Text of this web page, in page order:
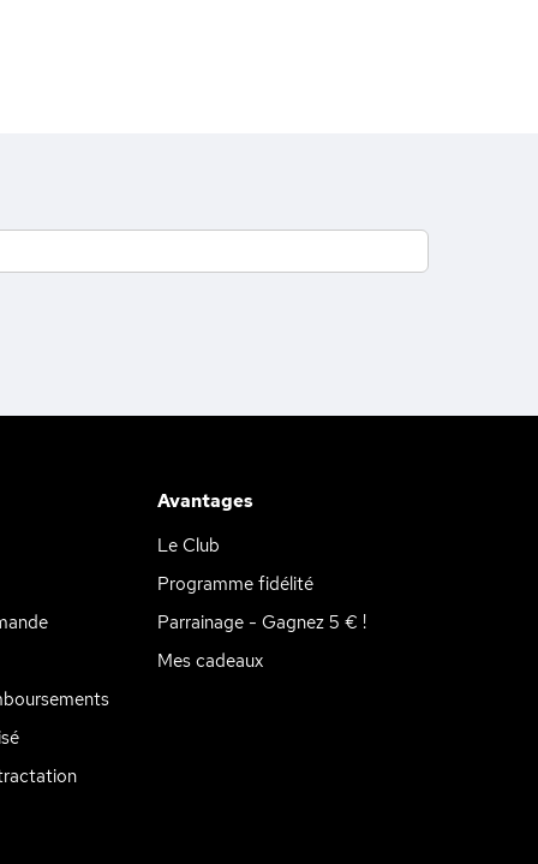
Avantages
Le Club
Programme fidélité
Parrainage - Gagnez 5 € !
Mes cadeaux